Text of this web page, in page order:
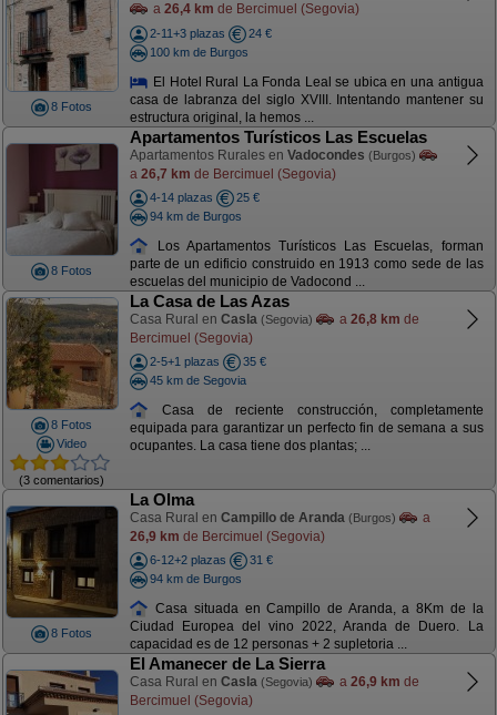
8 Fotos
a 26,4 km de Bercimuel (Segovia)
2-11+3 plazas
24 €
100 km de Burgos
El Hotel Rural La Fonda Leal se ubica en una antigua
casa de labranza del siglo XVIII. Intentando mantener su
estructura original, la hemos ...
8 Fotos
Apartamentos Turísticos Las Escuelas
Apartamentos Rurales en Vadocondes (Burgos)
a 26,7 km de Bercimuel (Segovia)
4-14 plazas
25 €
94 km de Burgos
Los Apartamentos Turísticos Las Escuelas, forman
parte de un edificio construido en 1913 como sede de las
escuelas del municipio de Vadocond ...
8 Fotos
Video
(3 comentarios)
La Casa de Las Azas
Casa Rural en Casla (Segovia) a 26,8 km de
Bercimuel (Segovia)
2-5+1 plazas
35 €
45 km de Segovia
Casa de reciente construcción, completamente
equipada para garantizar un perfecto fin de semana a sus
ocupantes. La casa tiene dos plantas; ...
8 Fotos
La Olma
Casa Rural en Campillo de Aranda (Burgos)
a
26,9 km de Bercimuel (Segovia)
6-12+2 plazas
31 €
94 km de Burgos
Casa situada en Campillo de Aranda, a 8Km de la
Ciudad Europea del vino 2022, Aranda de Duero. La
capacidad es de 12 personas + 2 supletoria ...
El Amanecer de La Sierra
Casa Rural en Casla (Segovia) a 26,9 km de
Bercimuel (Segovia)